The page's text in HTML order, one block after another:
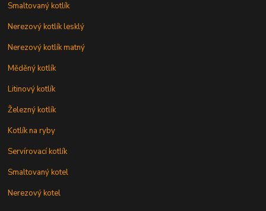
Smaltovaný kotlík
Nerezový kotlík lesklý
Nerezový kotlík matný
Měděný kotlík
Litinový kotlík
Železný kotlík
Kotlík na ryby
Servírovací kotlík
Smaltovaný kotel
Nerezový kotel